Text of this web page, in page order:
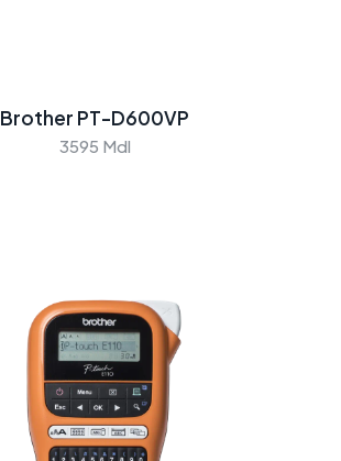
Brother PT-D600VP
3595 Mdl